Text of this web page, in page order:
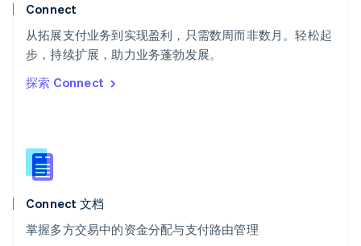
Connect
从拓展支付业务到实现盈利，只需数周而非数月。轻松起
步，持续扩展，助力业务蓬勃发展。
探索 Connect
Connect 文档
掌握多方交易中的资金分配与支付路由管理
泰国
ไทยEnglish
希腊
English
西班牙
新西兰
English
匈牙利
English
ItalianoEnglish